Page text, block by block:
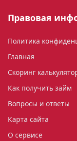
Правовая
Политика
Главная
Скоринг
Как получить займ
Вопросы и ответы
Карта сайта
О сервисе